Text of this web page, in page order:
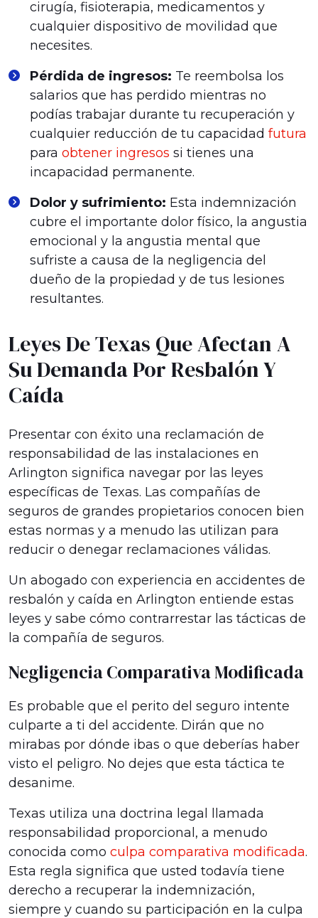
cirugía, fisioterapia, medicamentos y
cualquier dispositivo de movilidad que
necesites.
Pérdida de ingresos: Te reembolsa los
salarios que has perdido mientras no
podías trabajar durante tu recuperación y
cualquier reducción de tu capacidad futura
para obtener ingresos si tienes una
incapacidad permanente.
Dolor y sufrimiento: Esta indemnización
cubre el importante dolor físico, la angustia
emocional y la angustia mental que
sufriste a causa de la negligencia del
dueño de la propiedad y de tus lesiones
resultantes.
Leyes De Texas Que Afectan A
Su Demanda Por Resbalón Y
Caída
Presentar con éxito una reclamación de
responsabilidad de las instalaciones en
Arlington significa navegar por las leyes
específicas de Texas. Las compañías de
seguros de grandes propietarios conocen bien
estas normas y a menudo las utilizan para
reducir o denegar reclamaciones válidas.
Un abogado con experiencia en accidentes de
resbalón y caída en Arlington entiende estas
leyes y sabe cómo contrarrestar las tácticas de
la compañía de seguros.
Negligencia Comparativa Modificada
Es probable que el perito del seguro intente
culparte a ti del accidente. Dirán que no
mirabas por dónde ibas o que deberías haber
visto el peligro. No dejes que esta táctica te
desanime.
Texas utiliza una doctrina legal llamada
responsabilidad proporcional, a menudo
conocida como culpa comparativa modificada.
Esta regla significa que usted todavía tiene
derecho a recuperar la indemnización,
siempre y cuando su participación en la culpa